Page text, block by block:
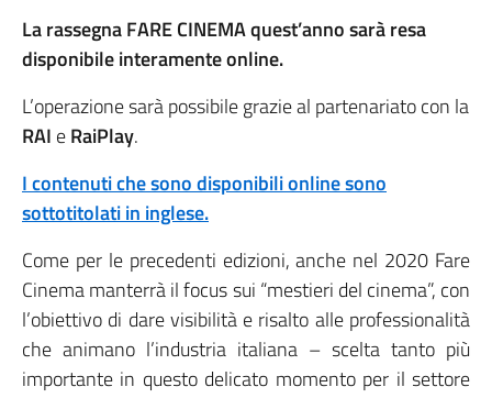
La rassegna FARE CINEMA quest’anno sarà resa
disponibile interamente online.
L’operazione sarà possibile grazie al partenariato con la
RAI eRaiPlay.
I contenuti che sono disponibili online sono
sottotitolati in inglese.
Come per le precedenti edizioni, anche nel 2020 Fare
Cinema manterrà il focus sui “mestieri del cinema”, con
l’obiettivo di dare visibilità e risalto alle professionalità
che animano l’industria italiana – scelta tanto più
importante in questo delicato momento per il settore